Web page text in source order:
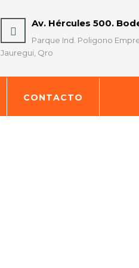
Av. Hércules 500.
Parque Ind. Poligono
Jauregui, Qro
CONTACTO